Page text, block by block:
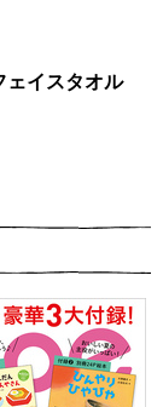
ェイスタオル